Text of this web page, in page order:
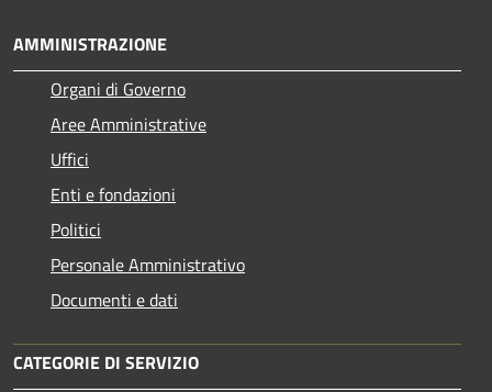
AMMINISTRAZIONE
Organi di Governo
Aree Amministrative
Uffici
Enti e fondazioni
Politici
Personale Amministrativo
Documenti e dati
CATEGORIE DI SERVIZIO